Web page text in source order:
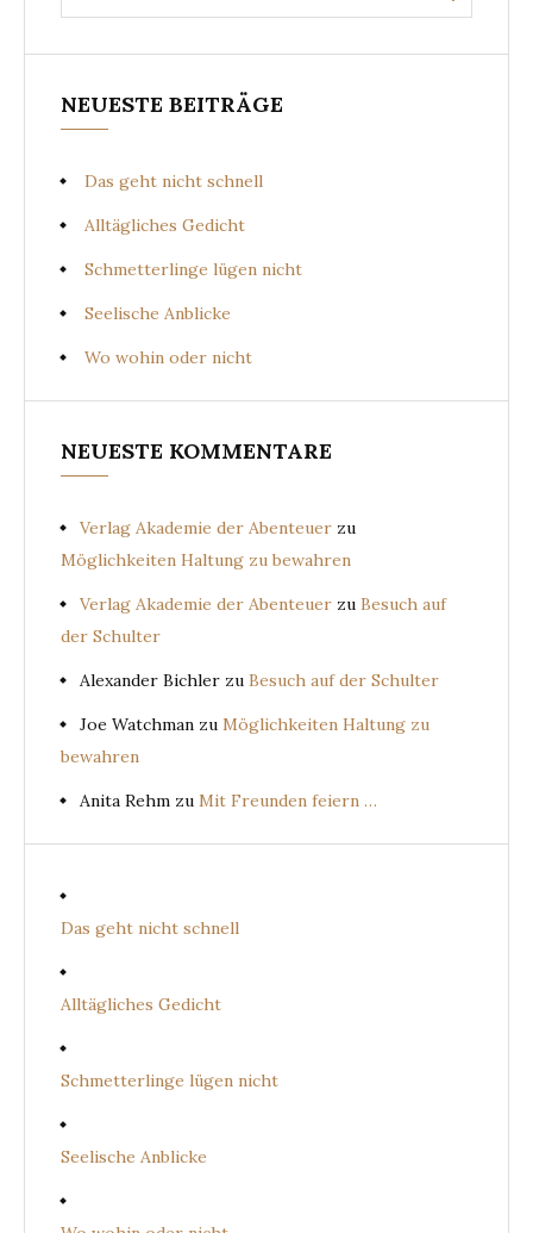
for:
NEUESTE BEITRÄGE
Das geht nicht schnell
Alltägliches Gedicht
Schmetterlinge lügen nicht
Seelische Anblicke
Wo wohin oder nicht
NEUESTE KOMMENTARE
Verlag Akademie der Abenteuer zu
Möglichkeiten Haltung zu bewahren
Verlag Akademie der Abenteuer zu Besuch auf
der Schulter
Alexander Bichler zu Besuch auf der Schulter
Joe Watchman zu Möglichkeiten Haltung zu
bewahren
Anita Rehm zu Mit Freunden feiern …
Das geht nicht schnell
Alltägliches Gedicht
Schmetterlinge lügen nicht
Seelische Anblicke